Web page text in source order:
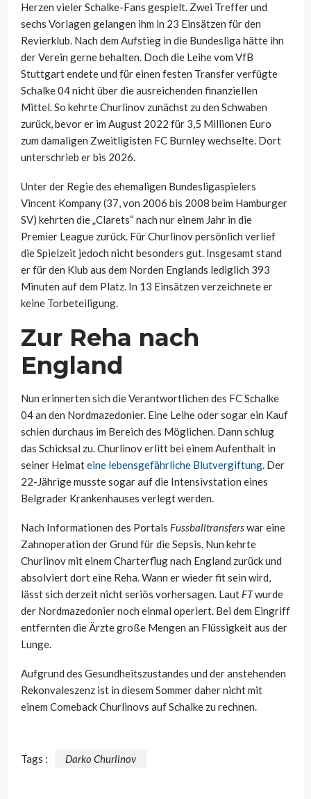
Herzen vieler Schalke-Fans gespielt. Zwei Treffer und
sechs Vorlagen gelangen ihm in 23 Einsätzen für den
Revierklub. Nach dem Aufstieg in die Bundesliga hätte ihn
der Verein gerne behalten. Doch die Leihe vom VfB
Stuttgart endete und für einen festen Transfer verfügte
Schalke 04 nicht über die ausreichenden finanziellen
Mittel. So kehrte Churlinov zunächst zu den Schwaben
zurück, bevor er im August 2022 für 3,5 Millionen Euro
zum damaligen Zweitligisten FC Burnley wechselte. Dort
unterschrieb er bis 2026.
Unter der Regie des ehemaligen Bundesligaspielers
Vincent Kompany (37, von 2006 bis 2008 beim Hamburger
SV) kehrten die „Clarets“ nach nur einem Jahr in die
Premier League zurück. Für Churlinov persönlich verlief
die Spielzeit jedoch nicht besonders gut. Insgesamt stand
er für den Klub aus dem Norden Englands lediglich 393
Minuten auf dem Platz. In 13 Einsätzen verzeichnete er
keine Torbeteiligung.
Zur Reha nach
England
Nun erinnerten sich die Verantwortlichen des FC Schalke
04 an den Nordmazedonier. Eine Leihe oder sogar ein Kauf
schien durchaus im Bereich des Möglichen. Dann schlug
das Schicksal zu. Churlinov erlitt bei einem Aufenthalt in
seiner Heimateine lebensgefährliche Blutvergiftung. Der
22-Jährige musste sogar auf die Intensivstation eines
Belgrader Krankenhauses verlegt werden.
Nach Informationen des Portals Fussballtransferswar eine
Zahnoperation der Grund für die Sepsis. Nun kehrte
Churlinov mit einem Charterflug nach England zurück und
absolviert dort eine Reha. Wann er wieder fit sein wird,
lässt sich derzeit nicht seriös vorhersagen. Laut FTwurde
der Nordmazedonier noch einmal operiert. Bei dem Eingriff
entfernten die Ärzte große Mengen an Flüssigkeit aus der
Lunge.
Aufgrund des Gesundheitszustandes und der anstehenden
Rekonvaleszenz ist in diesem Sommer daher nicht mit
einem Comeback Churlinovs auf Schalke zu rechnen.
Tags : Darko Churlinov